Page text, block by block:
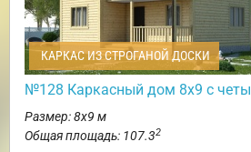
КАРКАС ИЗ СТРОГАНОЙ ДОСКИ
№128 Каркасный дом 8х9 с
Размер: 8х9 м
Общая площадь: 107.32